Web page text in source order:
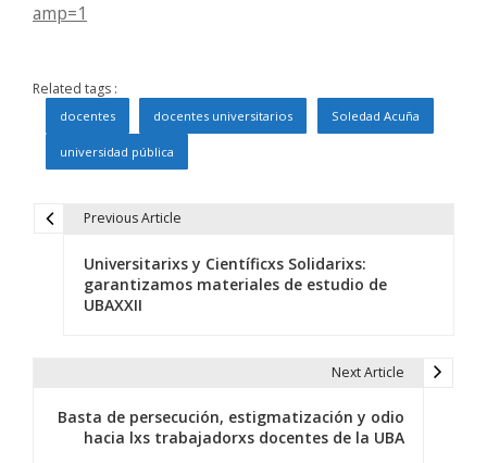
amp=1
Related tags :
docentes docentes universitarios Soledad Acuña
universidad pública
Previous Article
Universitarixs y Científicxs Solidarixs:
garantizamos materiales de estudio de
UBAXXII
Next Article
Basta de persecución, estigmatización y odio
hacia lxs trabajadorxs docentes de la UBA